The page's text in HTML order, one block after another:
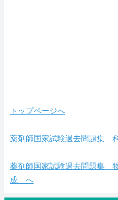
トップページへ
薬剤師国家試験過去問題集
薬剤師国家試験過去問題集
成 へ